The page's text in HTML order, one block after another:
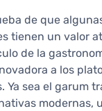
de que
tienen un valor
de la
a los
Ya sea el garum
modernas,